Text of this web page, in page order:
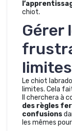
chiot.
Gérer
limites
Le chiot
limites. Cela
Il cherchera à
des règles
confusions
les mêmes